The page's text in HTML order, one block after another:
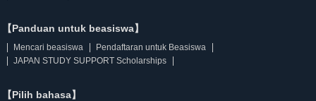
【Panduan untuk beasiswa】
Mencari beasiswa
Pendaftaran untuk Beasiswa
JAPAN STUDY SUPPORT Scholarships
【Pilih bahasa】